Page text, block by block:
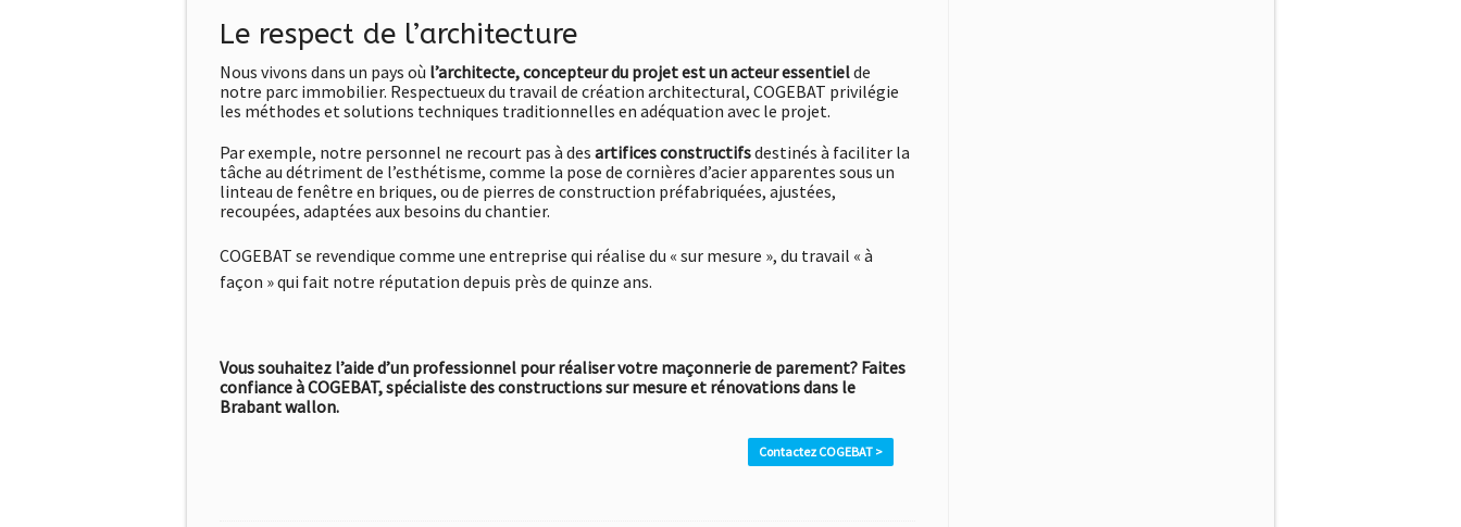
Le respect de l’architecture
Nous vivons dans un pays où l’architecte, concepteur du projet est un acteur essentielde
notre parc immobilier. Respectueux du travail de création architectural, COGEBAT privilégie
les méthodes et solutions techniques traditionnelles en adéquation avec le projet.
Par exemple, notre personnel ne recourt pas à des artifices constructifsdestinés à faciliter la
tâche au détriment de l’esthétisme, comme la pose de cornières d’acier apparentes sous un
linteau de fenêtre en briques, ou de pierres de construction préfabriquées, ajustées,
recoupées, adaptées aux besoins du chantier.
COGEBAT se revendique comme une entreprise qui réalise du « sur mesure », du travail « à
façon » qui fait notre réputation depuis près de quinze ans.
Vous souhaitez l’aide d’un professionnel pour réaliser votre maçonnerie de parement? Faites
confiance àCOGEBAT, spécialiste des constructions sur mesure et rénovations dans le
Brabant wallon.
Contactez COGEBAT >